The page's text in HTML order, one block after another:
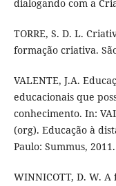
dialogando com a
TORRE, S. D. L.
formação criativa.
VALENTE, J.A.
educacionais que
conhecimento. In:
(org). Educação à
Paulo: Summus,
WINNICOTT, D. W.